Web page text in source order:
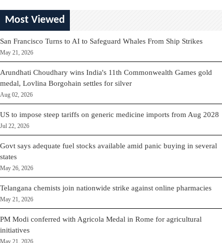
Most Viewed
San Francisco Turns to AI to Safeguard Whales From Ship Strikes
May 21, 2026
Arundhati Choudhary wins India's 11th Commonwealth Games gold
medal, Lovlina Borgohain settles for silver
Aug 02, 2026
US to impose steep tariffs on generic medicine imports from Aug 2028
Jul 22, 2026
Govt says adequate fuel stocks available amid panic buying in several
states
May 26, 2026
Telangana chemists join nationwide strike against online pharmacies
May 21, 2026
PM Modi conferred with Agricola Medal in Rome for agricultural
initiatives
May 21, 2026